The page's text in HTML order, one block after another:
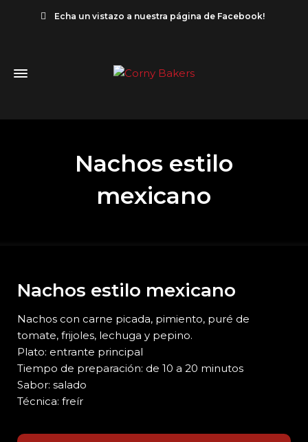
Echa un vistazo a nuestra página de Facebook!
Nachos estilo
mexicano
Nachos estilo mexicano
Nachos con carne picada, pimiento, puré de
tomate, frijoles, lechuga y pepino.
Plato: entrante principal
Tiempo de preparación: de 10 a 20 minutos
Sabor: salado
Técnica: freír